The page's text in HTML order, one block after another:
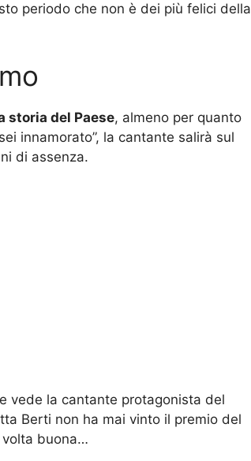
periodo che non è dei più felici della
storia del Paese, almeno per quanto
innamorato”, la cantante salirà sul
di assenza.
vede la cantante protagonista del
Berti non ha mai vinto il premio del
volta buona…